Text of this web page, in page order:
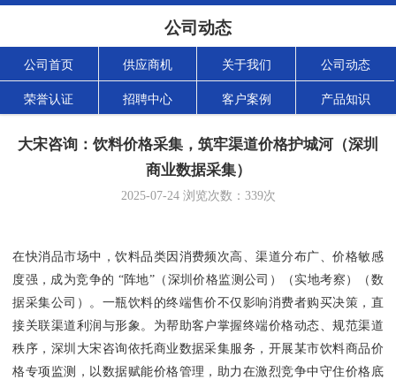
公司动态
公司首页 供应商机 关于我们 公司动态
荣誉认证 招聘中心 客户案例 产品知识
大宋咨询：饮料价格采集，筑牢渠道价格护城河（深圳
商业数据采集）
2025-07-24浏览次数： 339次
在快消品市场中，饮料品类因消费频次高、渠道分布广、价格敏感
度强，成为竞争的 “阵地”（深圳价格监测公司）（实地考察）（数
据采集公司）。一瓶饮料的终端售价不仅影响消费者购买决策，直
接关联渠道利润与形象。为帮助客户掌握终端价格动态、规范渠道
秩序，深圳大宋咨询依托商业数据采集服务，开展某市饮料商品价
格专项监测，以数据赋能价格管理，助力在激烈竞争中守住价格底